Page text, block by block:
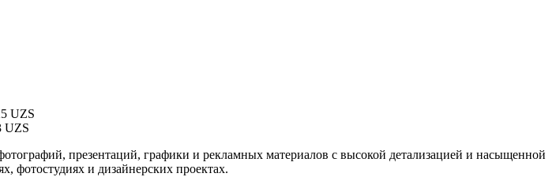
UZS
UZS
презентаций, графики и рекламных материалов с высокой детализацией и насыщенной
фотостудиях и дизайнерских проектах.